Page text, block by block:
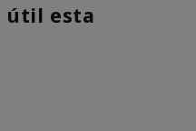
útil esta